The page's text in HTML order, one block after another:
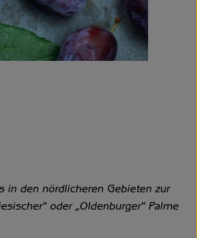
in den nördlicheren Gebieten zur
oder „Oldenburger“ Palme